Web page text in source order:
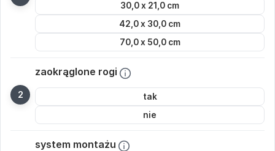
30,0 x 21,0 cm
42,0 x 30,0 cm
70,0 x 50,0 cm
zaokrąglone rogi
tak
nie
system montażu